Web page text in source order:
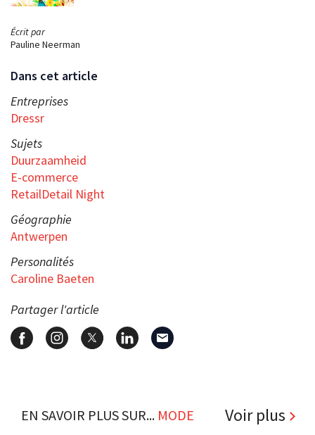
Écrit par
Pauline Neerman
Dans cet article
Entreprises
Dressr
Sujets
Duurzaamheid
E-commerce
RetailDetail Night
Géographie
Antwerpen
Personalités
Caroline Baeten
Partager l'article
EN SAVOIR PLUS SUR... MODE Voir plus